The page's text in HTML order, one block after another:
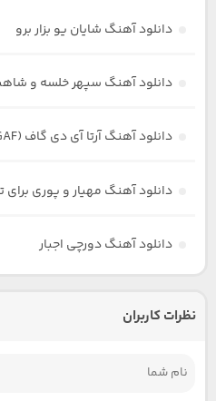
دانلود آهنگ شایان یو بزار برو
دانلود آهنگ سپهر خلسه و
دانلود آهنگ آرتا آی دی گاف (IDGAF)
دانلود آهنگ مهیار و پوری برای
دانلود آهنگ دورچی اجبار
نظرات کاربران